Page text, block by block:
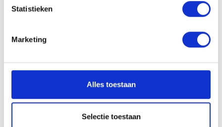
Statistieken
Marketing
Alles toestaan
Selectie toestaan
TELEFONISCHE INTAKE